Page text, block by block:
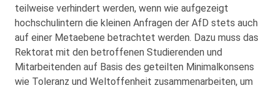
teilweise verhindert werden, wenn wie aufgezeigt
hochschulintern die kleinen Anfragen der AfD stets auch
auf einer Metaebene betrachtet werden. Dazu muss das
Rektorat mit den betroffenen Studierenden und
Mitarbeitenden auf Basis des geteilten Minimalkonsens
wie Toleranz und Weltoffenheit zusammenarbeiten, um